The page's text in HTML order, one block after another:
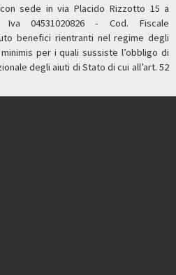
sede in via Placido Rizzotto 15 a
04531020826 - Cod. Fiscale
benefici rientranti nel regime degli
per i quali sussiste l’obbligo di
degli aiuti di Stato di cui all’art. 52